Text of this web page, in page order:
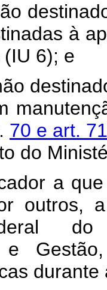
à
6); e
70 e art.
do
a
outros,
e